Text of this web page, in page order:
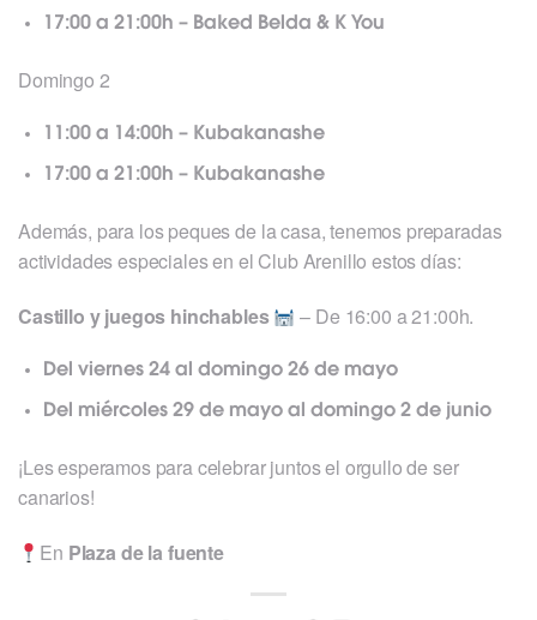
17:00 a 21:00h – Baked Belda & K You
Domingo 2
11:00 a 14:00h – Kubakanashe
17:00 a 21:00h – Kubakanashe
Además, para los peques de la casa, tenemos preparadas
actividades especiales en el Club Arenillo estos días:
Castillo y juegos hinchables​ ​ – De 16:00 a 21:00h.
Del viernes 24 al domingo 26 de mayo
Del miércoles 29 de mayo al domingo 2 de junio
¡Les esperamos para celebrar juntos el orgullo de ser
canarios!
En Plaza de la fuente